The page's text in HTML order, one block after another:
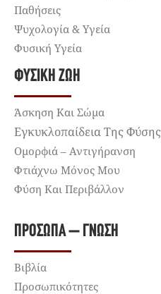
Παθήσεις
Ψυχολογία & Υγεία
Φυσική Υγεία
ΦΥΣΙΚΉ ΖΩΉ
Άσκηση Και Σώμα
Εγκυκλοπαίδεια Της Φύσης
Ομορφιά – Αντιγήρανση
Φτιάχνω Μόνος Μου
Φύση Και Περιβάλλον
ΠΡΌΣΩΠΑ – ΓΝΏΣΗ
Βιβλία
Προσωπικότητες